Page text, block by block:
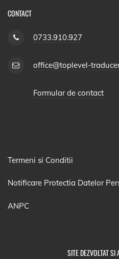
CONTACT
0733.910.927
office@toplevel-
Formular de contact
Termeni si Conditii
Notificare Protectia Datelor
ANPC
SITE DEZVOLTAT SI